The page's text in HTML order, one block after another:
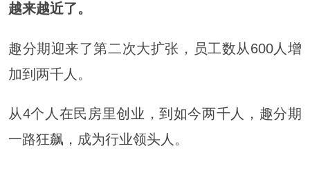
越来越近了。
趣分期迎来了第二次大扩张，员工数从600人增
加到两千人。
从4个人在民房里创业，到如今两千人，趣分期
一路狂飙，成为行业领头人。